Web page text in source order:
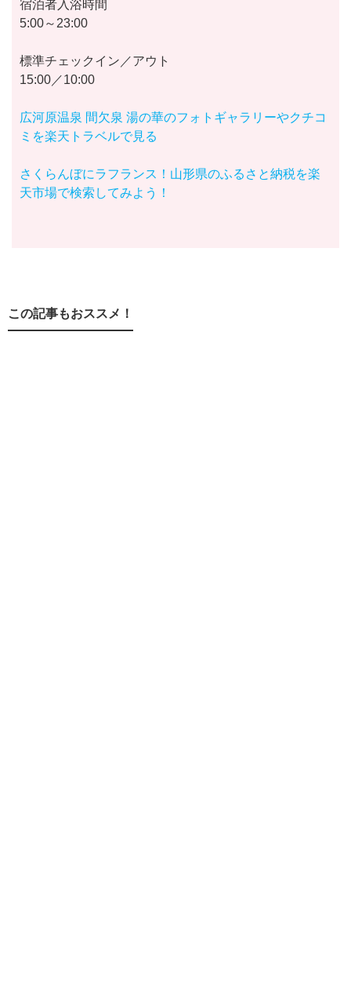
宿泊者入浴時間
5:00～23:00
標準チェックイン／アウト
15:00／10:00
広河原温泉 間欠泉 湯の華のフォトギャラリーやクチコ
ミを楽天トラベルで見る
さくらんぼにラフランス！山形県のふるさと納税を楽
天市場で検索してみよう！
この記事もおススメ！